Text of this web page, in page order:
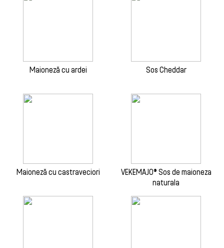
Maioneză cu ardei Sos Cheddar
Maioneză cu castraveciori
VEKEMAJO® Sos de maioneza
naturala